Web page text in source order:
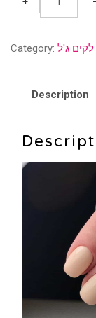
-
quantity
Category: לקים ג'ל
Description